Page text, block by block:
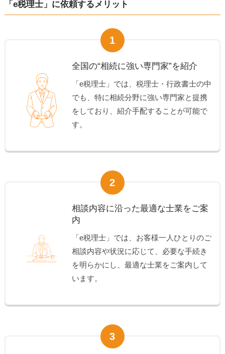
「e税理士」に依頼するメリット
1
全国の“相続に強い専門家”を紹介
「e税理士」では、税理士・行政書士の中
でも、特に相続分野に強い専門家と提携
をしており、紹介手配することが可能で
す。
2
相談内容に沿った最適な士業をご案
内
「e税理士」では、お客様一人ひとりのご
相談内容や状況に応じて、必要な手続き
を明らかにし、最適な士業をご案内して
います。
3